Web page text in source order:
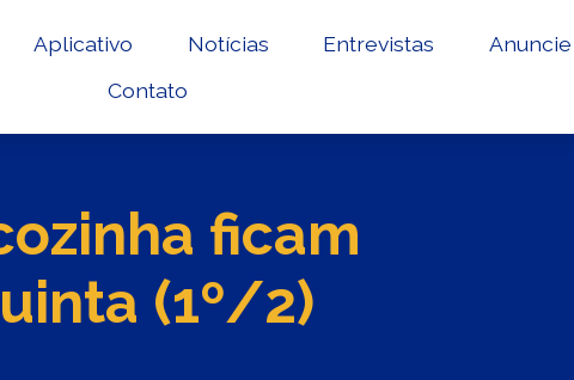
Aplicativo Notícias Entrevistas Anuncie
Contato
ficam
(1º/2)